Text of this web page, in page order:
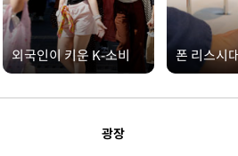
외국인이 키운 K-소비 폰 리스시
광장